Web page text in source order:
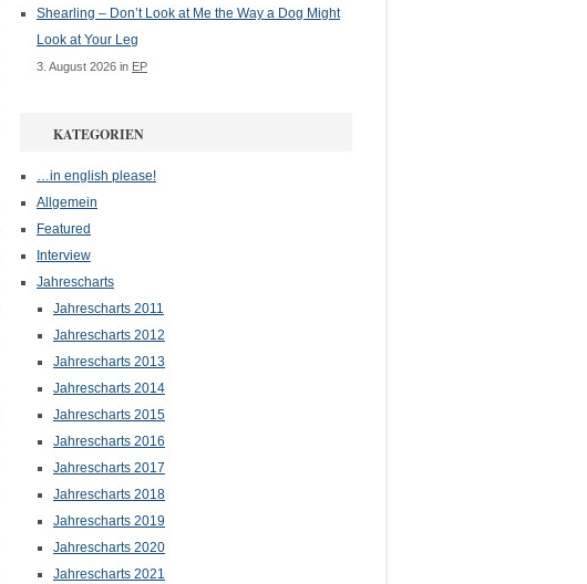
Shearling – Don’t Look at Me the Way a Dog Might
Look at Your Leg
3. August 2026 in EP
KATEGORIEN
…in english please!
Allgemein
Featured
Interview
Jahrescharts
Jahrescharts 2011
Jahrescharts 2012
Jahrescharts 2013
Jahrescharts 2014
Jahrescharts 2015
Jahrescharts 2016
Jahrescharts 2017
Jahrescharts 2018
Jahrescharts 2019
Jahrescharts 2020
Jahrescharts 2021